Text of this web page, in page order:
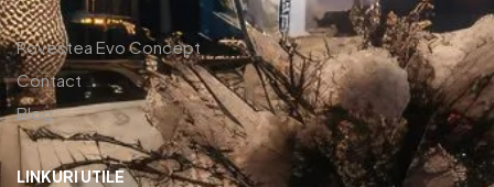
Povestea Evo Concept
Contact
Blog
LINKURI UTILE